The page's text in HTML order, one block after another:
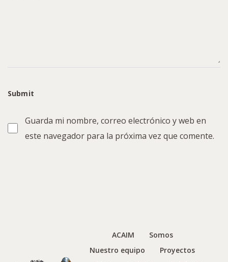
Guarda mi nombre, correo electrónico y web en
este navegador para la próxima vez que comente.
ACAIM
Somos
Nuestro equipo
Proyectos